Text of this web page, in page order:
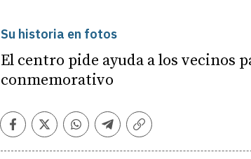
Su historia en fotos
El centro pide ayuda a los vecinos
conmemorativo
Facebook
TwitterWhatsapp
Telegram
Copiar